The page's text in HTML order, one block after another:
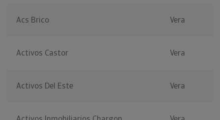
Acs Brico Vera
Activos Castor Vera
Activos Del Este Vera